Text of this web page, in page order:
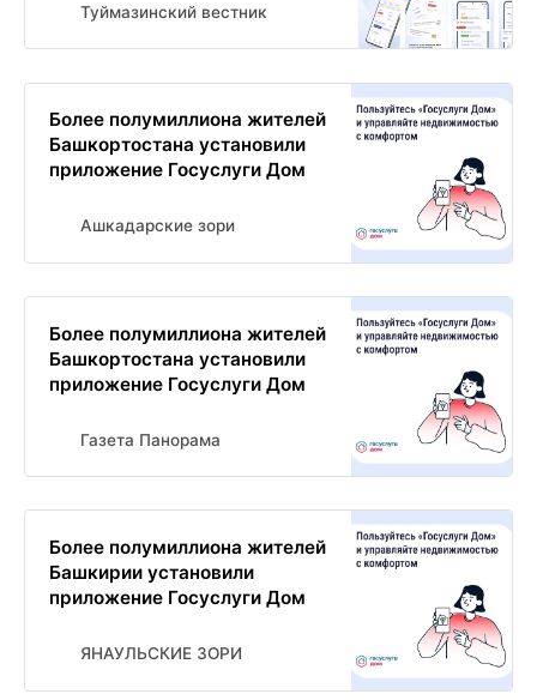
Туймазинский вестник
Более полумиллиона жителей
Башкортостана установили
приложение Госуслуги Дом
Ашкадарские зори
Более полумиллиона жителей
Башкортостана установили
приложение Госуслуги Дом
Газета Панорама
Более полумиллиона жителей
Башкирии установили
приложение Госуслуги Дом
ЯНАУЛЬСКИЕ ЗОРИ